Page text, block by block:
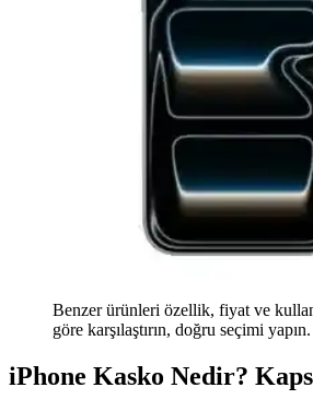
Benzer ürünleri özellik, fiyat ve
göre karşılaştırın, doğru seçimi yapın.
iPhone Kasko Nedir?